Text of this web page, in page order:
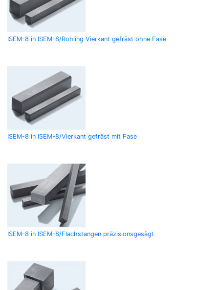
ISEM-8 in ISEM-8/Rohling Vierkant gefräst ohne Fase
ISEM-8 in ISEM-8/Vierkant gefräst mit Fase
ISEM-8 in ISEM-8/Flachstangen präzisionsgesägt